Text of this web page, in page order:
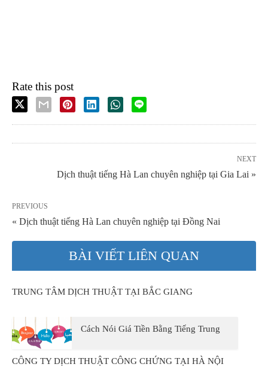
Rate this post
NEXT
Dịch thuật tiếng Hà Lan chuyên nghiệp tại Gia Lai »
PREVIOUS
« Dịch thuật tiếng Hà Lan chuyên nghiệp tại Đồng Nai
BÀI VIẾT LIÊN QUAN
TRUNG TÂM DỊCH THUẬT TẠI BẮC GIANG
Cách Nói Giá Tiền Bằng Tiếng Trung
CÔNG TY DỊCH THUẬT CÔNG CHỨNG TẠI HÀ NỘI